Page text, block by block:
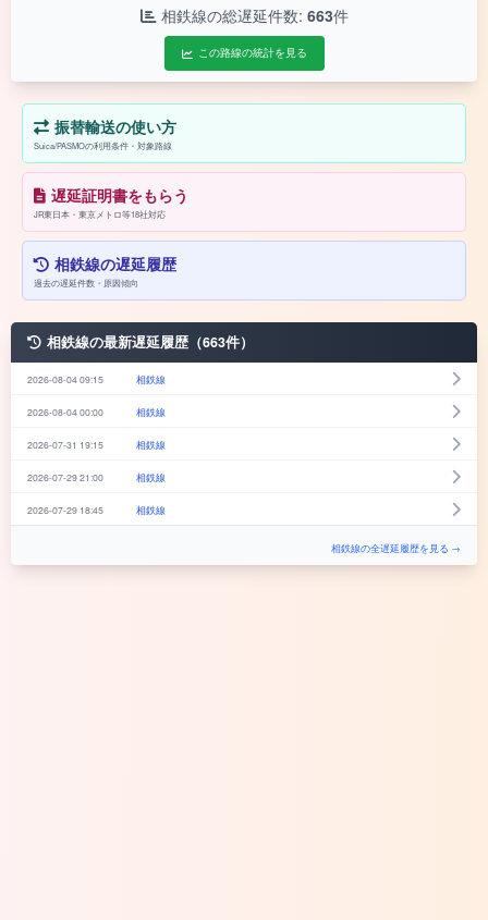
相鉄線の総遅延件数: 663件
この路線の統計を見る
振替輸送の使い方
Suica/PASMOの利用条件・対象路線
遅延証明書をもらう
JR東日本・東京メトロ等18社対応
相鉄線の遅延履歴
過去の遅延件数・原因傾向
相鉄線の最新遅延履歴（663件）
2026-08-04 09:15 相鉄線
2026-08-04 00:00 相鉄線
2026-07-31 19:15 相鉄線
2026-07-29 21:00 相鉄線
2026-07-29 18:45 相鉄線
相鉄線の全遅延履歴を見る →